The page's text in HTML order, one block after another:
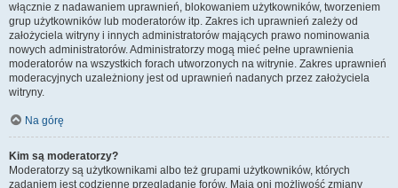
włącznie z nadawaniem uprawnień, blokowaniem użytkowników, tworzeniem
grup użytkowników lub moderatorów itp. Zakres ich uprawnień zależy od
założyciela witryny i innych administratorów mających prawo nominowania
nowych administratorów. Administratorzy mogą mieć pełne uprawnienia
moderatorów na wszystkich forach utworzonych na witrynie. Zakres uprawnień
moderacyjnych uzależniony jest od uprawnień nadanych przez założyciela
witryny.
Na górę
Kim są moderatorzy?
Moderatorzy są użytkownikami albo też grupami użytkowników, których
zadaniem jest codzienne przeglądanie forów. Mają oni możliwość zmiany